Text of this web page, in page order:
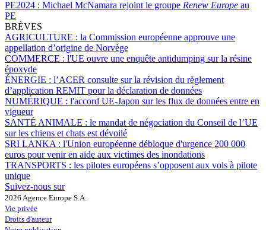
PE2024 : Michael McNamara rejoint le groupe Renew Europe au
PE
BRÈVES
AGRICULTURE : la Commission européenne approuve une
appellation d’origine de Norvège
COMMERCE : l'UE ouvre une enquête antidumping sur la résine
époxyde
ÉNERGIE : l’ACER consulte sur la révision du règlement
d’application REMIT pour la déclaration de données
NUMÉRIQUE : l'accord UE-Japon sur les flux de données entre en
vigueur
SANTÉ ANIMALE : le mandat de négociation du Conseil de l’UE
sur les chiens et chats est dévoilé
SRI LANKA : l'Union européenne débloque d'urgence 200 000
euros pour venir en aide aux victimes des inondations
TRANSPORTS : les pilotes européens s’opposent aux vols à pilote
unique
Suivez-nous sur
2026 Agence Europe S.A.
Vie privée
Droits d'auteur